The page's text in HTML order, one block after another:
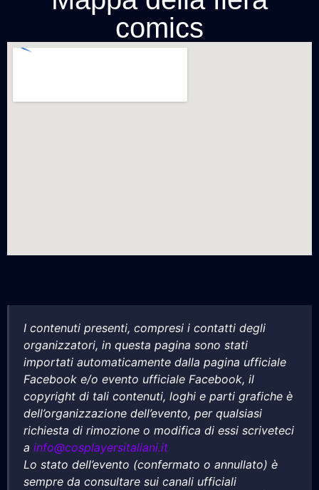
comics
I contenuti presenti, compresi i contatti degli
organizzatori, in questa pagina sono stati
importati automaticamente dalla pagina ufficiale
Facebook e/o evento ufficiale Facebook, il
copyright di tali contenuti, loghi e parti grafiche è
dell’organizzazione dell’evento, per qualsiasi
richiesta di rimozione o modifica di essi scriveteci
a info@cosplayersitaliani.it
Lo stato dell’evento (confermato o annullato) è
sempre da consultare sui canali ufficiali